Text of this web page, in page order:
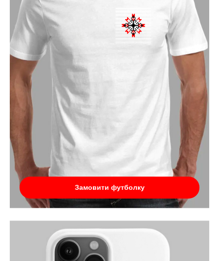
Замовити футболку